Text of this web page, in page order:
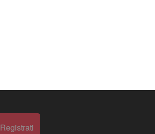
Registrati